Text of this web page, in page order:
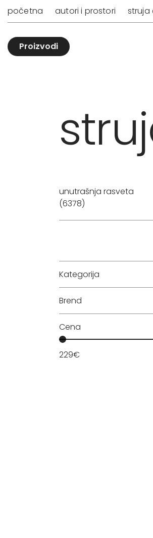
početna autori i prostori struja
Proizvodi
unutrašnja rasveta
(6378)
Kategorija
Brend
Cena
229€